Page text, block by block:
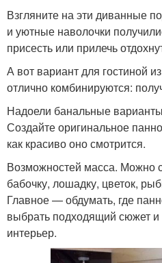
Взгляните на эти диванные
и уютные наволочки
присесть или прилечь
А вот вариант для гостиной
отлично комбинируются:
Надоели банальные
Создайте оригинальное
как красиво оно смотрится.
Возможностей масса. Можно
бабочку, лошадку, цветок,
Главное — обдумать, где
выбрать подходящий сюжет и
интерьер.